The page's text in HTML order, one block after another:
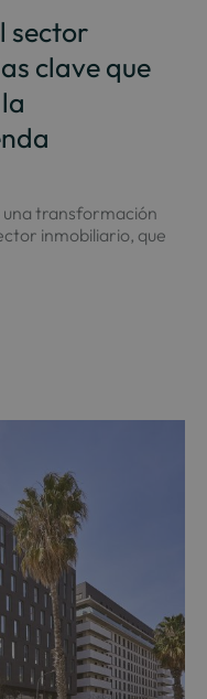
sector
clave que
una transformación
inmobiliario, que